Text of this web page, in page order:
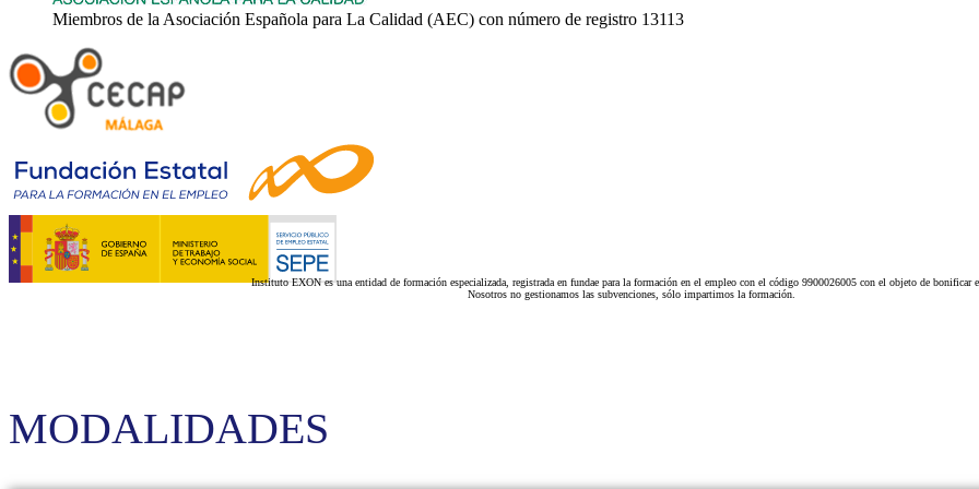
Miembros de la Asociación Española para La Calidad (AEC) con número de registro 13113
Instituto EXON es una entidad de formación especializada, registrada en fundae para la formación en el empleo con el código 9900026005 con el objeto de bonificar
Nosotros no gestionamos las subvenciones, sólo impartimos la formación.
MODALIDADES